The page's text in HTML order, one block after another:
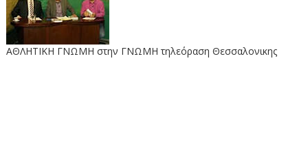
ΑΘΛΗΤΙΚΗ ΓΝΩΜΗ στην ΓΝΩΜΗ τηλεόραση Θεσσαλονικης